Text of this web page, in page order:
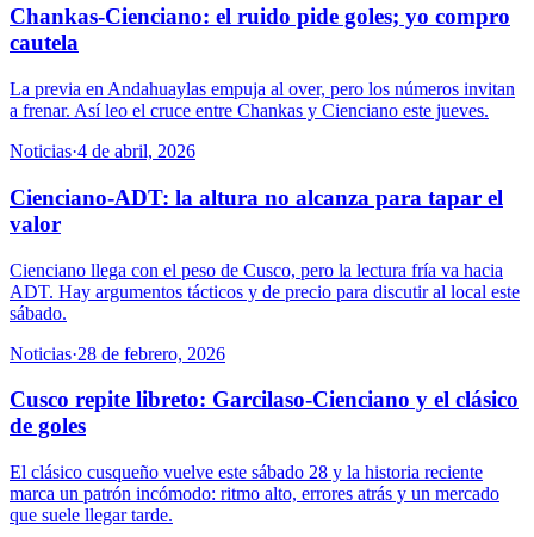
Chankas-Cienciano: el ruido pide goles; yo compro
cautela
La previa en Andahuaylas empuja al over, pero los números invitan
a frenar. Así leo el cruce entre Chankas y Cienciano este jueves.
Noticias·4 de abril, 2026
Cienciano-ADT: la altura no alcanza para tapar el
valor
Cienciano llega con el peso de Cusco, pero la lectura fría va hacia
ADT. Hay argumentos tácticos y de precio para discutir al local este
sábado.
Noticias·28 de febrero, 2026
Cusco repite libreto: Garcilaso-Cienciano y el clásico
de goles
El clásico cusqueño vuelve este sábado 28 y la historia reciente
marca un patrón incómodo: ritmo alto, errores atrás y un mercado
que suele llegar tarde.